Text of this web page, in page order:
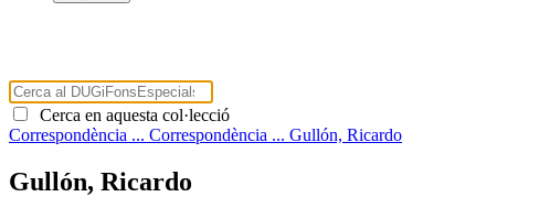
Cerca en aquesta col·lecció
Correspondència ... Correspondència ... Gullón, Ricardo
Gullón, Ricardo